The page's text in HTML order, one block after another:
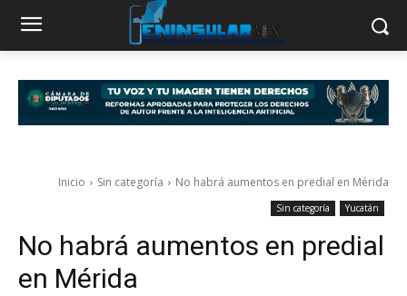
Inicio Sin categoría No habrá aumentos en predial en Mérida
Sin categoría Yucatán
No habrá aumentos en predial
en Mérida